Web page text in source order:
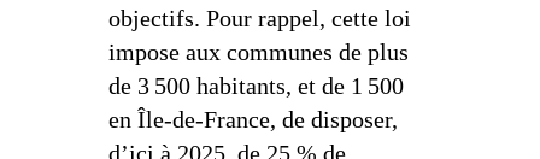
objectifs. Pour rappel, cette loi
impose aux communes de plus
de 3 500 habitants, et de 1 500
en Île-de-France, de disposer,
d’ici à 2025, de 25 % de